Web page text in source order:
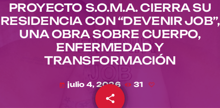
PROYECTO S.O.M.A. CIERRA SU
RESIDENCIA CON “DEVENIR JOB”,
UNA OBRA SOBRE CUERPO,
ENFERMEDAD Y
TRANSFORMACIÓN
today julio 4, 2026 31
share
email